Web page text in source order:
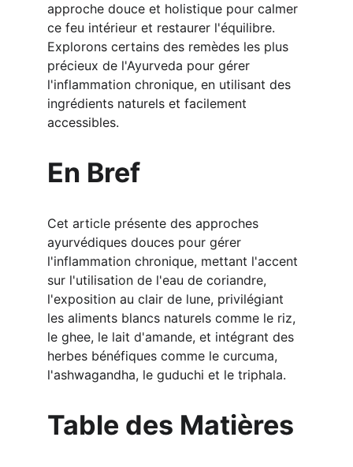
approche douce et holistique pour calmer
ce feu intérieur et restaurer l'équilibre.
Explorons certains des remèdes les plus
précieux de l'Ayurveda pour gérer
l'inflammation chronique, en utilisant des
ingrédients naturels et facilement
accessibles.
En Bref
Cet article présente des approches
ayurvédiques douces pour gérer
l'inflammation chronique, mettant l'accent
sur l'utilisation de l'eau de coriandre,
l'exposition au clair de lune, privilégiant
les aliments blancs naturels comme le riz,
le ghee, le lait d'amande, et intégrant des
herbes bénéfiques comme le curcuma,
l'ashwagandha, le guduchi et le triphala.
Table des Matières